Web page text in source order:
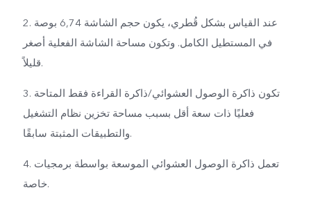
2. عند القياس بشكل قُطري، يكون حجم الشاشة 6,74 بوصة
في المستطيل الكامل. وتكون مساحة الشاشة الفعلية أصغر
قليلاً.
3. تكون ذاكرة الوصول العشوائي/ذاكرة القراءة فقط المتاحة
فعليًا ذات سعة أقل بسبب مساحة تخزين نظام التشغيل
والتطبيقات المثبتة سابقًا.
4. تعمل ذاكرة الوصول العشوائي الموسعة بواسطة برمجيات
خاصة.